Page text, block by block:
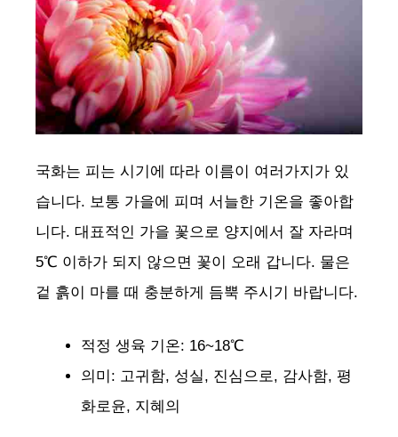
o
국화는 피는 시기에 따라 이름이 여러가지가 있
습니다. 보통 가을에 피며 서늘한 기온을 좋아합
니다. 대표적인 가을 꽃으로 양지에서 잘 자라며
5℃ 이하가 되지 않으면 꽃이 오래 갑니다. 물은
겉 흙이 마를 때 충분하게 듬뿍 주시기 바랍니다.
적정 생육 기온: 16~18℃
의미: 고귀함, 성실, 진심으로, 감사함, 평
화로윤, 지혜의